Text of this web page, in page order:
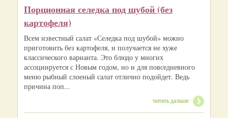
Порционная селедка под шубой (без
картофеля)
Всем известный салат «Селедка под шубой» можно
приготовить без картофеля, и получается не хуже
классического варианта. Это блюдо у многих
ассоциируется с Новым годом, но и для повседневного
меню рыбный слоеный салат отлично подойдет. Ведь
причина поп...
читать дальше